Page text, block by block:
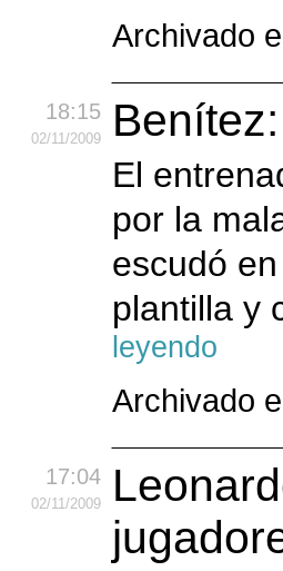
Archivado
18:15
02/11/2009
El
por la
escudó
plantilla y
leyendo
Archivado
17:04
02/11/2009